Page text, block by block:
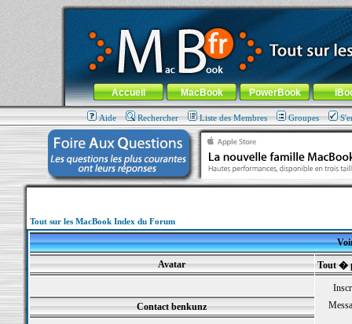
MacBook-fr.com : 100% Apple... 100% nomade !
Aller au contenu-Aller au menu général-Aller au menu de
Menu général
Accueil MacBook PowerBook
Aide Rechercher Liste des Membres Groupes
Tout sur les MacBook Index du Forum
Avatar
Tout �
Contact benkunz